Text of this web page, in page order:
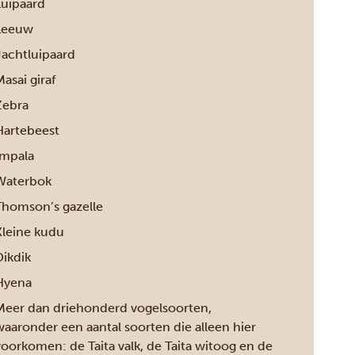
giraf
gazelle
kudu
dan driehonderd vogelsoorten,
een aantal soorten die alleen hier
de Taita valk, de Taita witoog en de